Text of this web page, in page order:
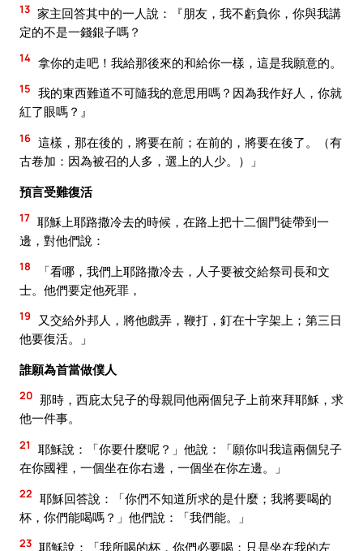
13 家主回答其中的一人說：『朋友，我不虧負你，你與我講
定的不是一錢銀子嗎？
14 拿你的走吧！我給那後來的和給你一樣，這是我願意的。
15 我的東西難道不可隨我的意思用嗎？因為我作好人，你就
紅了眼嗎？』
16 這樣，那在後的，將要在前；在前的，將要在後了。（有
古卷加：因為被召的人多，選上的人少。）」
預言受難復活
17 耶穌上耶路撒冷去的時候，在路上把十二個門徒帶到一
邊，對他們說：
18
「看哪，我們上耶路撒冷去，人子要被交給祭司長和文
士。他們要定他死罪，
19
又交給外邦人，將他戲弄，鞭打，釘在十字架上；第三日
他要復活。」
誰願為首當做僕人
20 那時，西庇太兒子的母親同他兩個兒子上前來拜耶穌，求
他一件事。
21
耶穌說：「你要什麼呢？」他說：「願你叫我這兩個兒子
在你國裡，一個坐在你右邊，一個坐在你左邊。」
22 耶穌回答說：「你們不知道所求的是什麼；我將要喝的
杯，你們能喝嗎？」他們說：「我們能。」
23 耶穌說：「我所喝的杯，你們必要喝；只是坐在我的左